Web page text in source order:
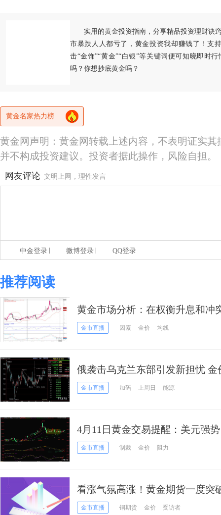
实用的黄金投资指南，分享精品投资理财诀
市暴跌人人都亏了，黄金投资我却赚钱了！支
击“金饰”“黄金”“白银”等关键词便可知晓即时
吗？你想抄底黄金吗？
黄金名家热力榜
黄金网声明：黄金网转载上述内容，不表明证实
并不构成投资建议。投资者据此操作，风险自担。
网友评论 文明上网，理性发言
中金登录 微博登录 QQ登录
推荐阅读
黄金市场分析：在权衡升息和冲
反应
金市直播 因素 金价 均线
俄袭击乌克兰东部引发新担忧 金
金市直播 加码 上周日 能源
4月11日黄金交易提醒：美元强
起，多头出动中
金市直播 制裁 金价 阻力
看涨气氛高涨！黄金期货一度突
金、白银、原油和铜最新技术前
金市直播 铜期货 金价 受访者